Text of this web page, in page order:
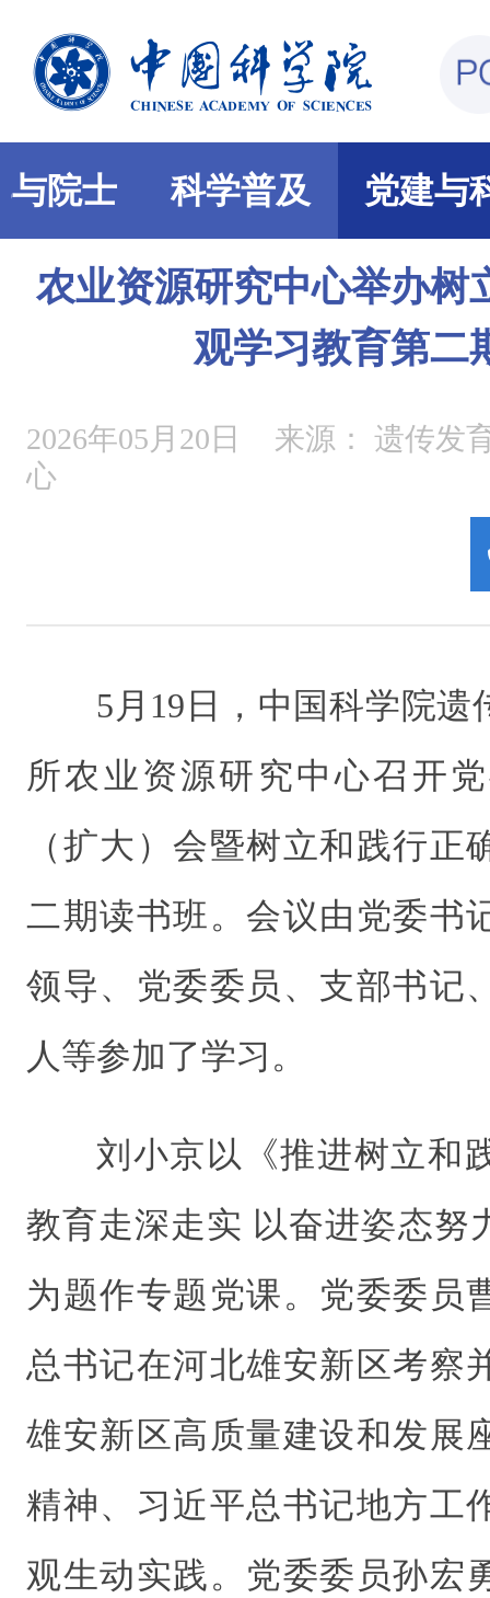
与院士 科学普及 党建与
农业资源研究中心举办树
观学习教育第二
2026年05月20日 来源： 遗传发
心
5月19日，中国科学院
所农业资源研究中心召开
（扩大）会暨树立和践行正
二期读书班。会议由党委书
领导、党委委员、支部书记
人等参加了学习。
刘小京以《推进树立和
教育走深走实 以奋进姿态努
为题作专题党课。党委委员
总书记在河北雄安新区考察
雄安新区高质量建设和发展
精神、习近平总书记地方工
观生动实践。党委委员孙宏